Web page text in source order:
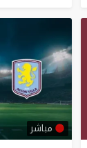
مباشر